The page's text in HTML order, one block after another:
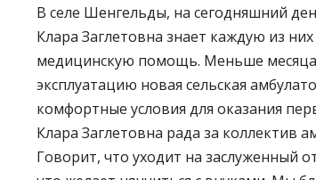
В селе Шенгельды, на сегодняшний
Клара Заглетовна знает каждую из
медицинскую помощь. Меньше месяца
эксплуатацию новая сельская
комфортные условия для оказания
Клара Заглетовна рада за коллектив
Говорит, что уходит на заслуженный